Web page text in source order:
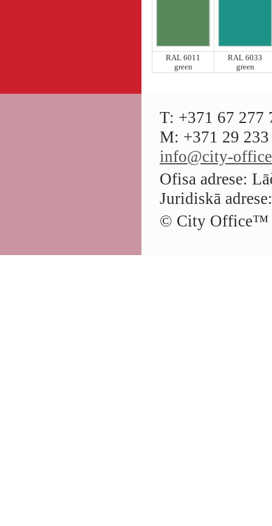
RAL 6011
green
RAL 6033
green
T: +371 67 277
M: +371 29
info@city-
Ofisa adrese:
Juridiskā
© City Office™